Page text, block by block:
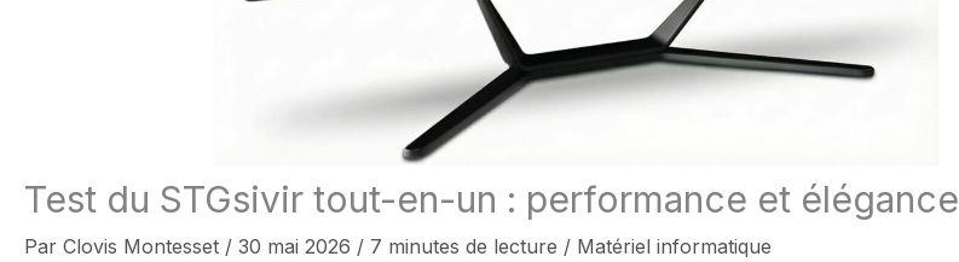
Test du STGsivir tout-en-un : performance et élégance
Par Clovis Montesset / 30 mai 2026 / 7 minutes de lecture / Matériel informatique